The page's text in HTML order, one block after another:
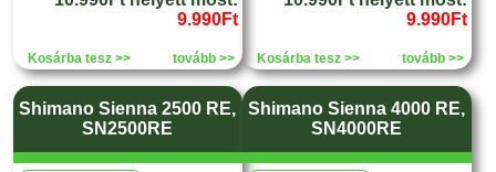
9.990Ft
Kosárba tesz >> tovább >>
9.990Ft
Kosárba tesz >> tovább >>
Shimano Sienna 2500 RE,
SN2500RE
Shimano Sienna 4000 RE,
SN4000RE